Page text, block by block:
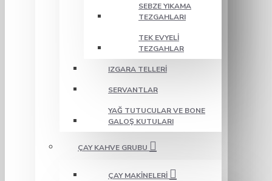
SEBZE YIKAMA
TEZGAHLARI
TEK EVYELI
TEZGAHLAR
IZGARA TELLERI
SERVANTLAR
YAĞ TUTUCULAR VE BONE
GALOŞ KUTULARI
ÇAY KAHVE GRUBU
ÇAY MAKINELERI